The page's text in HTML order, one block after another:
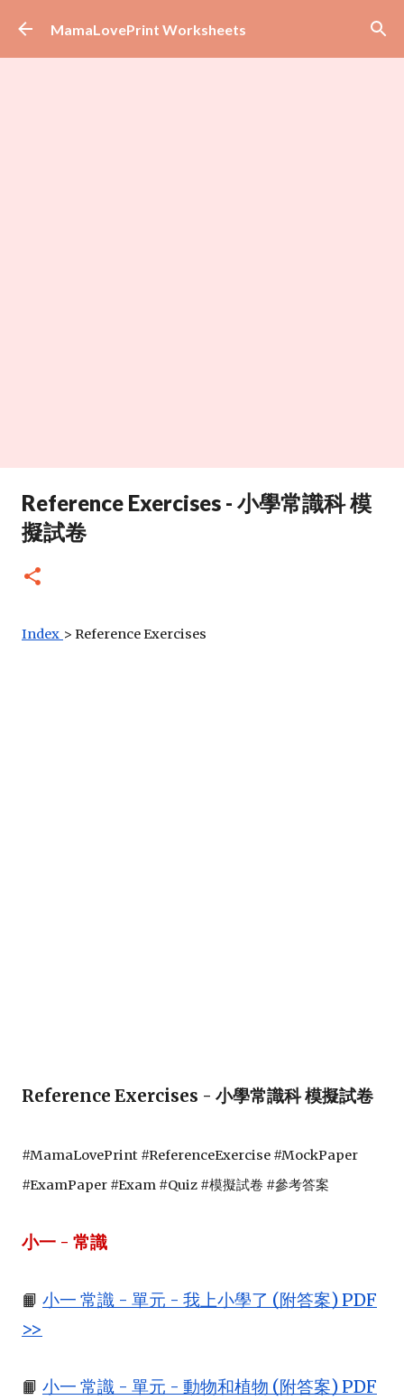
Skip to main content
MamaLovePrint Worksheets
Reference Exercises - 小學常識科 模
擬試卷
Index > Reference Exercises
Reference Exercises - 小學常識科 模擬試卷
#MamaLovePrint #ReferenceExercise #MockPaper
#ExamPaper #Exam #Quiz #模擬試卷 #參考答案
小一 - 常識
📙 小一 常識 - 單元 - 我上小學了 (附答案) PDF
>>
📙 小一 常識 - 單元 - 動物和植物 (附答案) PDF